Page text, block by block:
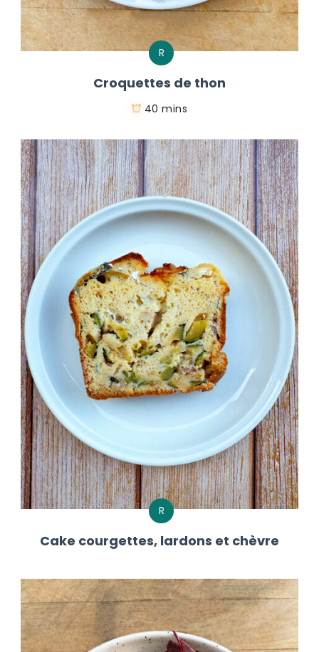
R
Croquettes de thon
40 mins
R
Cake courgettes, lardons et chèvre